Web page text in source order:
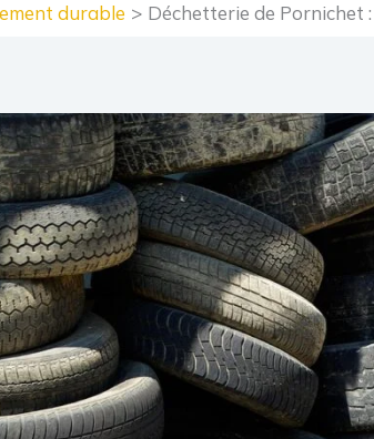
durable Déchetterie de Pornichet